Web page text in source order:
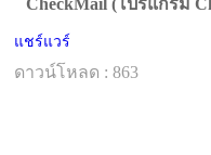
CheckMail (โปรแกรม
แชร์แวร์
ดาวน์โหลด : 863